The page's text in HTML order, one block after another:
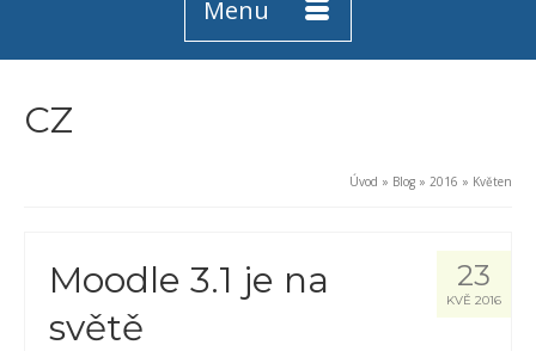
Menu
CZ
Úvod » Blog » 2016 » Květen
23
KVĚ 2016
Moodle 3.1 je na
světě